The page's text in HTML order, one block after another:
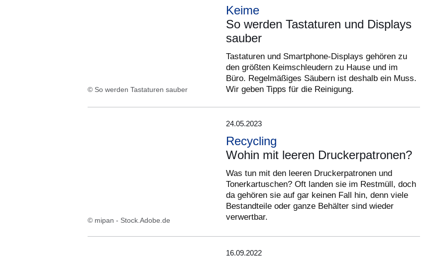
© So werden Tastaturen sauber
Keime
So werden Tastaturen und Displays
sauber
Tastaturen und Smartphone-Displays gehören zu
den größten Keimschleudern zu Hause und im
Büro. Regelmäßiges Säubern ist deshalb ein Muss.
Wir geben Tipps für die Reinigung.
© mipan - Stock.Adobe.de
24.05.2023
Recycling
Wohin mit leeren Druckerpatronen?
Was tun mit den leeren Druckerpatronen und
Tonerkartuschen? Oft landen sie im Restmüll, doch
da gehören sie auf gar keinen Fall hin, denn viele
Bestandteile oder ganze Behälter sind wieder
verwertbar.
16.09.2022